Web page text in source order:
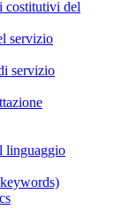
costitutivi del
servizio
servizio
linguaggio